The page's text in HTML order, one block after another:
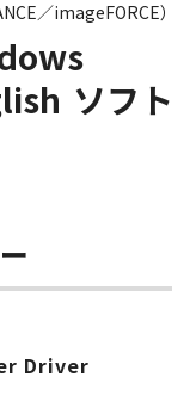
ソフト
／imageFORCE）
Driver